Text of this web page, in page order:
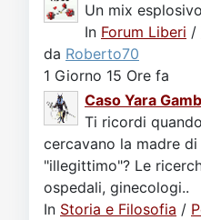
Un mix
In Forum Liberi /
da Roberto70
1 Giorno 15 Ore fa
Caso Yara
Ti ricordi
cercavano la madre
"illegittimo"? Le
ospedali, ginecologi..
In Storia e Filosofia /